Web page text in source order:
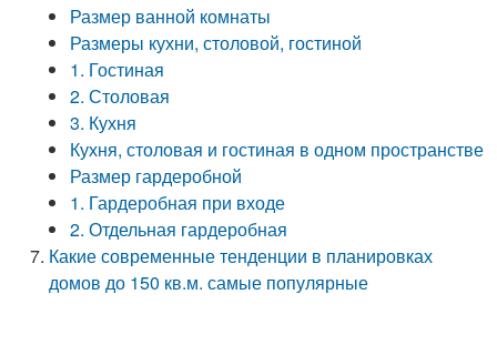
Размер ванной комнаты
Размеры кухни, столовой, гостиной
1. Гостиная
2. Столовая
3. Кухня
Кухня, столовая и гостиная в одном пространстве
Размер гардеробной
1. Гардеробная при входе
2. Отдельная гардеробная
Какие современные тенденции в планировках
домов до 150 кв.м. самые популярные